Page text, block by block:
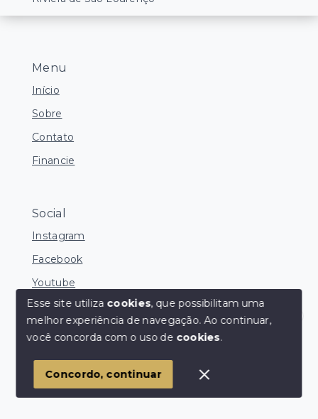
Menu
Início
Sobre
Contato
Financie
Social
Instagram
Facebook
Youtube
© Copyright 2026 - Ocean Consultoria de Imóveis -
SITE PARA IMOBILIARIA
Corretores Online
Esse site utiliza cookies, que possibilitam uma
melhor experiência de navegação.Ao continuar,
você concorda com o uso de cookies.
Concordo, continuar